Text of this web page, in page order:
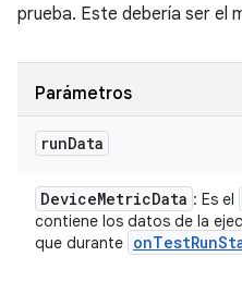
prueba. Este debería ser el
Parámetros
runData
DeviceMetricData : Es el
contiene los datos de la
que durante